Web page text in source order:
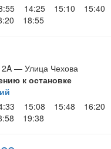
14:25 15:10 15:40
18:55
2A — Улица Чехова
к остановке
15:08 15:48 16:20
19:38